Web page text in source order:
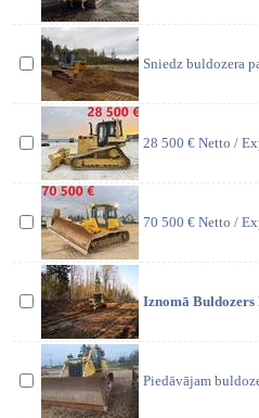
Sniedz buldozera
28 500 € Netto /
70 500 € Netto /
Iznomā Buldozers
Piedāvājam